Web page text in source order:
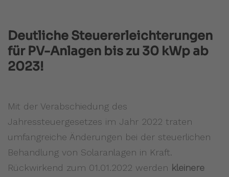
Deutliche Steuererleichterungen
für PV-Anlagen bis zu 30 kWp ab
2023!
Mit der Verabschiedung des
Jahressteuergesetzes im Jahr 2022 traten
umfangreiche Änderungen bei der steuerlichen
Behandlung von Solaranlagen in Kraft.
Rückwirkend zum 01.01.2022 werden kleinere